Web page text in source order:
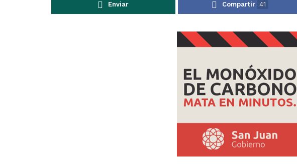
Enviar Compartir 41